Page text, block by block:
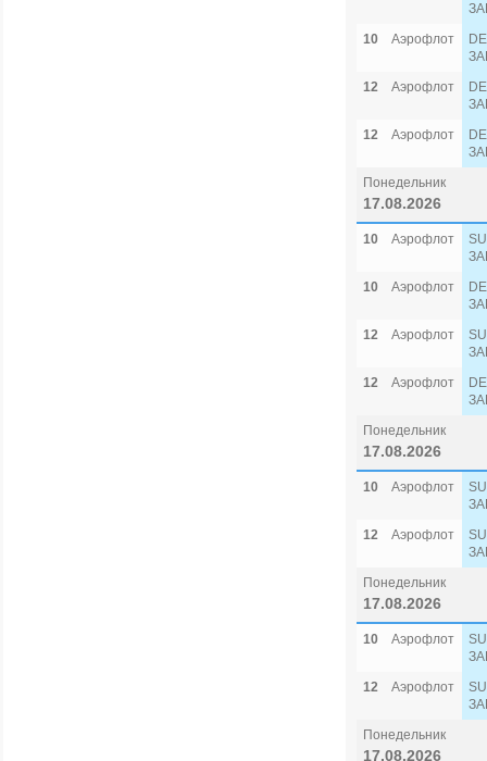
10
Аэрофлот
12
Аэрофлот
12
Аэрофлот
Понедельник
17.08.2026
10 Аэрофлот
10
Аэрофлот
12
Аэрофлот
12
Аэрофлот
Понедельник
17.08.2026
10 Аэрофлот
12
Аэрофлот
Понедельник
17.08.2026
10 Аэрофлот
12
Аэрофлот
Понедельник
17.08.2026